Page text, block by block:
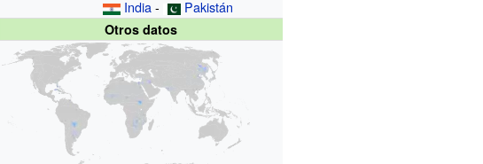
India- Pakistán
Otros datos